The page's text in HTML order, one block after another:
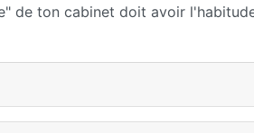
de ton cabinet doit avoir